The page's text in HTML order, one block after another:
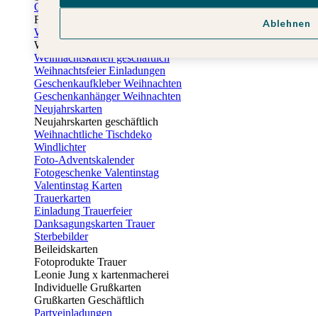
Osterkarten
Fotogeschenke zu Ostern
Weihnachtskarten
Weihnachtskarten selbst gestalten
Weihnachtskarten geschäftlich
Weihnachtsfeier Einladungen
Geschenkaufkleber Weihnachten
Geschenkanhänger Weihnachten
Neujahrskarten
Neujahrskarten geschäftlich
Weihnachtliche Tischdeko
Windlichter
Foto-Adventskalender
Fotogeschenke Valentinstag
Valentinstag Karten
Trauerkarten
Einladung Trauerfeier
Danksagungskarten Trauer
Sterbebilder
Beileidskarten
Fotoprodukte Trauer
Leonie Jung x kartenmacherei
Individuelle Grußkarten
Grußkarten Geschäftlich
Partyeinladungen
Ablehnen